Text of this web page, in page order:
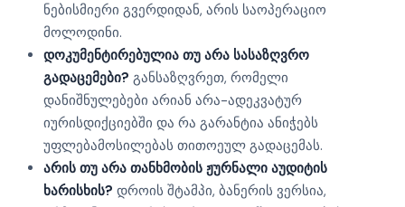
ნებისმიერი გვერდიდან, არის საოპერაციო
მოლოდინი.
დოკუმენტირებულია თუ არა სასაზღვრო
გადაცემები? განსაზღვრეთ, რომელი
დანიშნულებები არიან არა-ადეკვატურ
იურისდიქციებში და რა გარანტია ანიჭებს
უფლებამოსილებას თითოეულ გადაცემას.
არის თუ არა თანხმობის ჟურნალი აუდიტის
ხარისხის? დროის შტამპი, ბანერის ვერსია,